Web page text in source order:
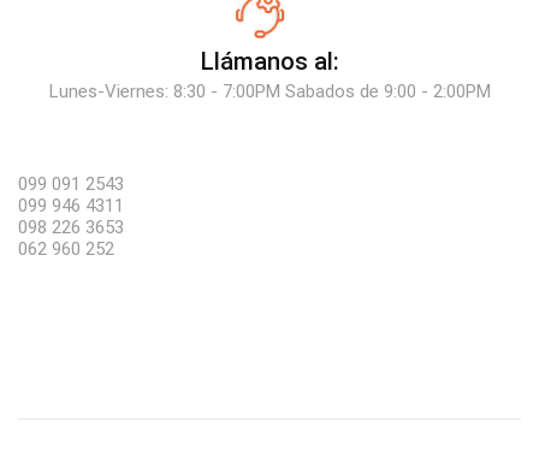
Llámanos al:
Lunes-Viernes: 8:30 - 7:00PM Sabados de 9:00 - 2:00PM
099 091 2543
099 946 4311
098 226 3653
062 960 252